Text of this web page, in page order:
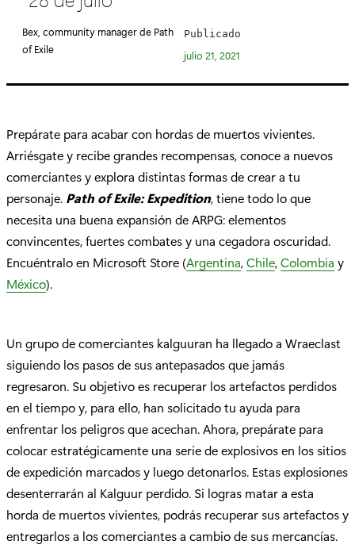
o
í
:
Bex, community manager de Path
of Exile
Publicado
julio 21, 2021
Prepárate para acabar con hordas de muertos vivientes.
Arriésgate y recibe grandes recompensas, conoce a nuevos
comerciantes y explora distintas formas de crear a tu
personaje. Path of Exile: Expedition, tiene todo lo que
necesita una buena expansión de ARPG: elementos
convincentes, fuertes combates y una cegadora oscuridad.
Encuéntralo en Microsoft Store (Argentina,Chile,Colombia y
México).
Un grupo de comerciantes kalguuran ha llegado a Wraeclast
siguiendo los pasos de sus antepasados ​​que jamás
regresaron. Su objetivo es recuperar los artefactos perdidos
en el tiempo y, para ello, han solicitado tu ayuda para
enfrentar los peligros que acechan. Ahora, prepárate para
colocar estratégicamente una serie de explosivos en los sitios
de expedición marcados y luego detonarlos. Estas explosiones
desenterrarán al Kalguur perdido. Si logras matar a esta
horda de muertos vivientes, podrás recuperar sus artefactos y
entregarlos a los comerciantes a cambio de sus mercancías.